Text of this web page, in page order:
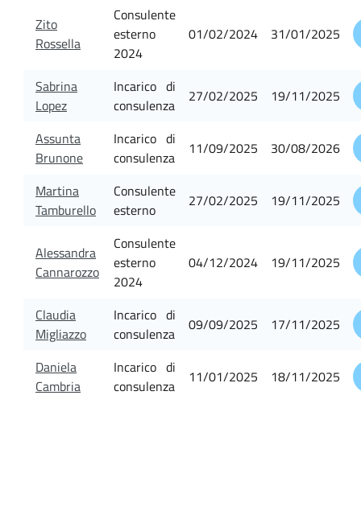
Zito
Rossella
Consulente
esterno
2024
01/02/2024 31/01/2025
Sabrina
Lopez
Incarico di
consulenza
27/02/2025 19/11/2025
Assunta
Brunone
Incarico di
consulenza
11/09/2025 30/08/2026
Martina
Tamburello
Consulente
esterno
27/02/2025 19/11/2025
Alessandra
Cannarozzo
Consulente
esterno
2024
04/12/2024 19/11/2025
Claudia
Migliazzo
Incarico di
consulenza
09/09/2025 17/11/2025
Daniela
Cambria
Incarico di
consulenza
11/01/2025 18/11/2025